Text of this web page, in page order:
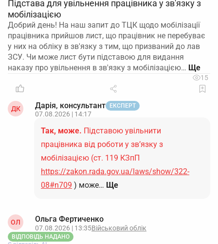
Підстава для увільнення працівника у зв'язку з
мобілізацією
Добрий день! На наш запит до ТЦК щодо мобілізації
працівника прийшов лист, що працівник не перебуває
у них на обліку в зв'язку з тим, що призваний до лав
ЗСУ. Чи може лист бути підставою для видання
наказу про увільнення в зв'язку з мобілізацією…
15
ДК Дарія, консультант ЕКСПЕРТ
07.08.2026 | 14:17
Так, може. Підставою увільнити
працівника від роботи у зв’язку з
мобілізацією (ст. 119 КЗпП
https://zakon.rada.gov.ua/laws/show/322-
08#n709 ) може… Ще
ОЛ Ольга Фертиченко
07.08.2026 | 13:35Військовий облік
ВІДПОВІДЬ НАДАНО